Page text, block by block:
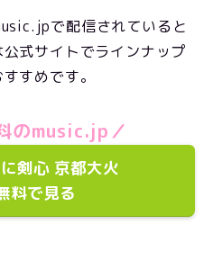
で配信されていると
式サイトでラインナップ
すめです。
のmusic.jp／
剣心 京都大火
料で見る